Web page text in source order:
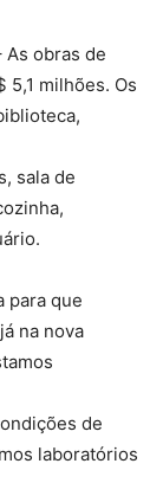
As obras de
milhões. Os
sala de
para que
na nova
de
laboratórios